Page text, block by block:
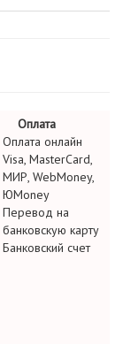
Оплата
Оплата онлайн
Visa, MasterCard,
МИР, WebMoney,
ЮMoney
Перевод на
банковскую карту
Банковский счет